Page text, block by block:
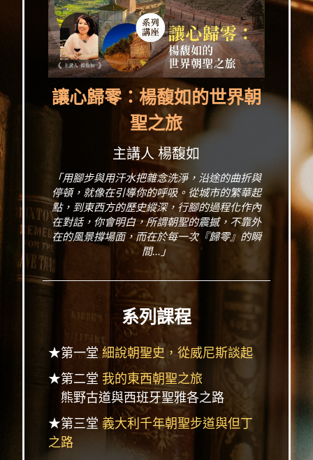
讓心歸零：楊馥如的世界朝
聖之旅
主講人 楊馥如
「用腳步與用汗水把雜念洗淨，沿途的曲折與
停頓，就像在引導你的呼吸。從城市的繁華起
點，到東西方的歷史縱深，行腳的過程化作內
在對話，你會明白，所謂朝聖的震撼，不靠外
在的風景撐場面，而在於每一次『歸零』的瞬
間...」
系列課程
★第一堂細說朝聖史，從威尼斯談起
★第二堂 我的東西朝聖之旅
熊野古道與西班牙聖雅各之路
★第三堂 義大利千年朝聖步道與但丁
之路